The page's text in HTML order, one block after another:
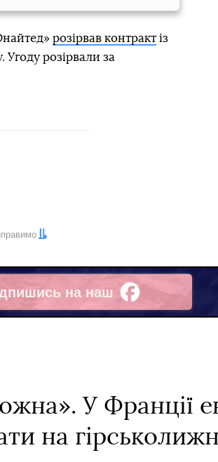
розірвав контрактіз
Угоду розірвали за
на наш
У Франції
на